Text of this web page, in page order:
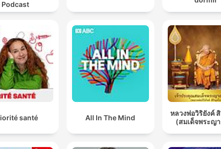
Podcast
santé All In The Mind
หลวงพ่อวิริยังค์
(สมเด็จพระญ